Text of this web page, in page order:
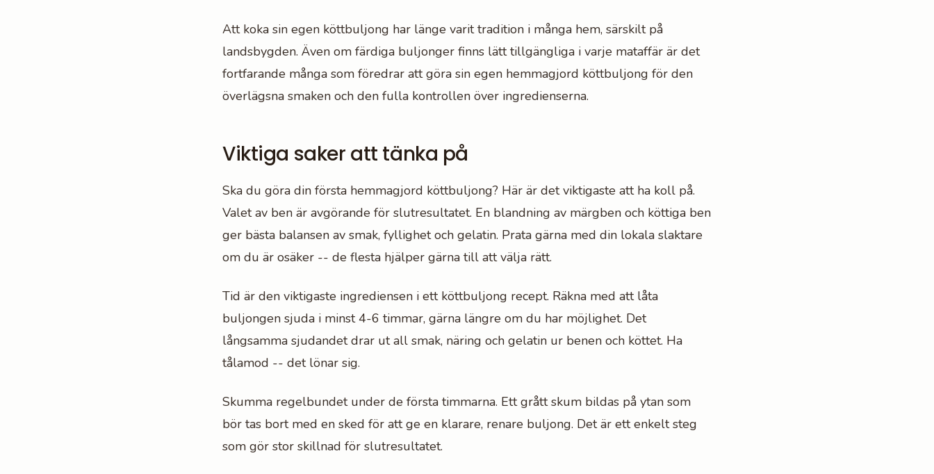
Att koka sin egen köttbuljong har länge varit tradition i många hem, särskilt på
landsbygden. Även om färdiga buljonger finns lätt tillgängliga i varje mataffär är det
fortfarande många som föredrar att göra sin egen hemmagjord köttbuljong för den
överlägsna smaken och den fulla kontrollen över ingredienserna.
Viktiga saker att tänka på
Ska du göra din första hemmagjord köttbuljong? Här är det viktigaste att ha koll på.
Valet av ben är avgörande för slutresultatet. En blandning av märgben och köttiga ben
ger bästa balansen av smak, fyllighet och gelatin. Prata gärna med din lokala slaktare
om du är osäker -- de flesta hjälper gärna till att välja rätt.
Tid är den viktigaste ingrediensen i ett köttbuljong recept. Räkna med att låta
buljongen sjuda i minst 4-6 timmar, gärna längre om du har möjlighet. Det
långsamma sjudandet drar ut all smak, näring och gelatin ur benen och köttet. Ha
tålamod -- det lönar sig.
Skumma regelbundet under de första timmarna. Ett grått skum bildas på ytan som
bör tas bort med en sked för att ge en klarare, renare buljong. Det är ett enkelt steg
som gör stor skillnad för slutresultatet.